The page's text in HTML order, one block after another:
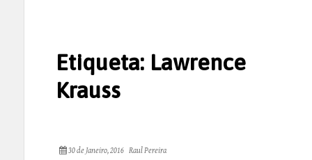
Etiqueta: Lawrence
Krauss
30 de Janeiro, 2016 Raul Pereira